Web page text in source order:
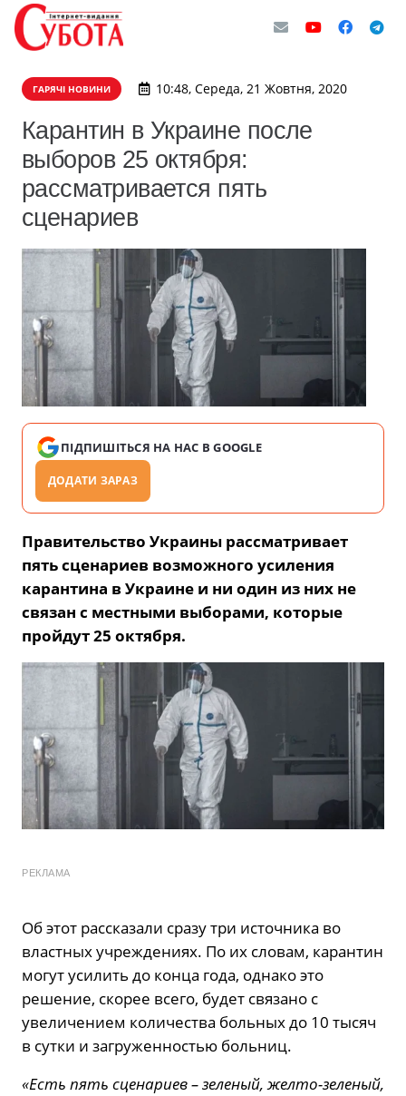
ГАРЯЧІ НОВИНИ 10:48, Середа, 21 Жовтня, 2020
Карантин в Украине после
выборов 25 октября:
рассматривается пять
сценариев
ПІДПИШІТЬСЯ НА НАС В GOOGLE
ДОДАТИ ЗАРАЗ
Правительство Украины рассматривает
пять сценариев возможного усиления
карантина в Украине и ни один из них не
связан с местными выборами, которые
пройдут 25 октября.
РЕКЛАМА
Об этот рассказали сразу три источника во
властных учреждениях. По их словам, карантин
могут усилить до конца года, однако это
решение, скорее всего, будет связано с
увеличением количества больных до 10 тысяч
в сутки и загруженностью больниц.
«Есть пять сценариев – зеленый, желто-зеленый,